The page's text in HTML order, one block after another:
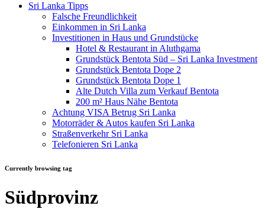
Sri Lanka Tipps
Falsche Freundlichkeit
Einkommen in Sri Lanka
Investitionen in Haus und Grundstücke
Hotel & Restaurant in Aluthgama
Grundstück Bentota Süd – Sri Lanka Investment
Grundstück Bentota Dope 2
Grundstück Bentota Dope 1
Alte Dutch Villa zum Verkauf Bentota
200 m² Haus Nähe Bentota
Achtung VISA Betrug Sri Lanka
Motorräder & Autos kaufen Sri Lanka
Straßenverkehr Sri Lanka
Telefonieren Sri Lanka
Currently browsing tag
Südprovinz